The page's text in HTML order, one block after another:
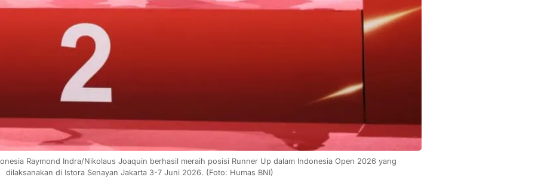
Raymond Indra/Nikolaus Joaquin berhasil meraih posisi Runner Up dalam Indonesia Open 2026 yang
dilaksanakan di Istora Senayan Jakarta 3-7 Juni 2026. (Foto: Humas BNI)